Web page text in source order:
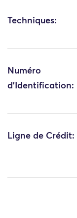
Techniques:
Numéro
d'Identification:
Ligne de Crédit: